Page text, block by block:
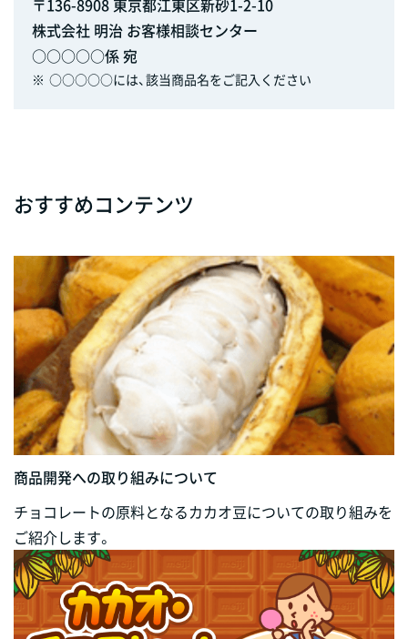
株式会社 明治 お客様相談センター
○○○○○係 宛
※ ○○○○○には、該当商品名をご記入ください
おすすめコンテンツ
商品開発への取り組みについて
チョコレートの原料となるカカオ豆についての取り組みを
ご紹介します。